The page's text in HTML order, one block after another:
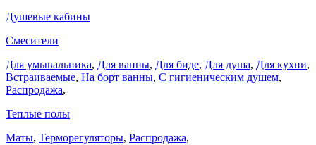
Душевые кабины
Смесители
Для умывальника, Для ванны, Для биде, Для душа, Для кухни,
Встраиваемые, На борт ванны, C гигиеническим душем,
Распродажа,
Теплые полы
Маты, Терморегуляторы, Распродажа,